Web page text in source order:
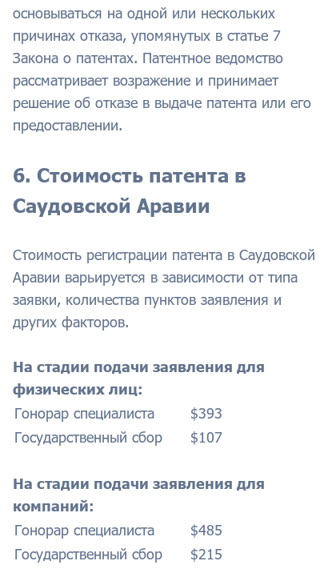
основываться на одной или нескольких
причинах отказа, упомянутых в статье 7
Закона о патентах. Патентное ведомство
рассматривает возражение и принимает
решение об отказе в выдаче патента или его
предоставлении.
6. Стоимость патента в
Саудовской Аравии
Стоимость регистрации патента в Саудовской
Аравии варьируется в зависимости от типа
заявки, количества пунктов заявления и
других факторов.
На стадии подачи заявления для
физических лиц:
Гонорар специалиста
$393
Государственный сбор
$107
На стадии подачи заявления для
компаний:
Гонорар специалиста
$485
Государственный сбор
$215